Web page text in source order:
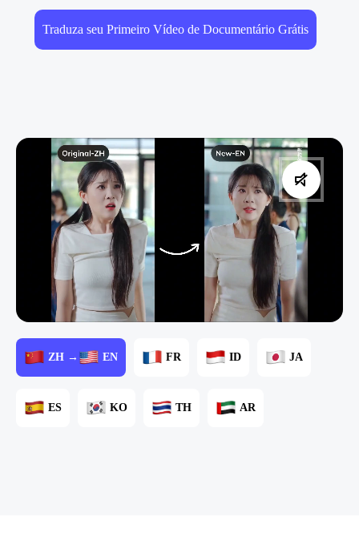
Traduza seu Primeiro Vídeo de Documentário Grátis
ZH → EN FR ID JA
ES KO TH AR